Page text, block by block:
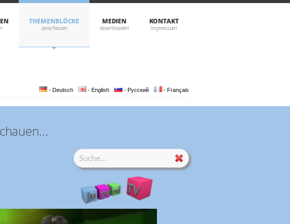
THEMENBLÖCKE MEDIEN KONTAKT
- Deutsch - English - Pусский - Français